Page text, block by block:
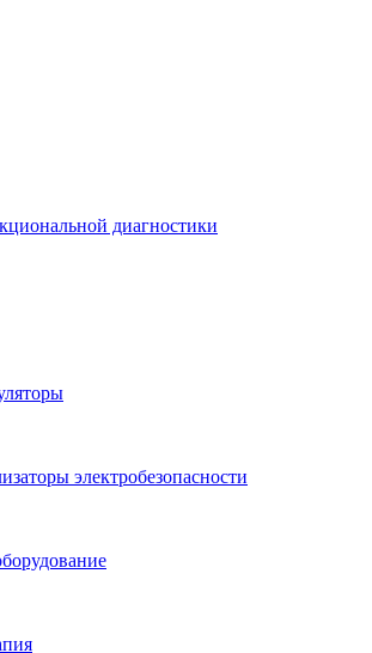
диагностики
электробезопасности